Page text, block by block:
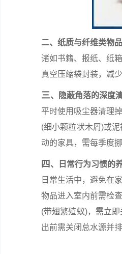
二、纸质与纤维类物
诸如书籍、报纸、纸
真空压缩袋封装，减
三、隐蔽角落的深度
平时使用吸尘器清理
(细小颗粒状木屑)或
动的家具，需每季度
四、日常行为习惯的
日常生活中，避免在
物品进入室内前需检
(带翅繁殖蚁)，需立
出前需关闭总水源并